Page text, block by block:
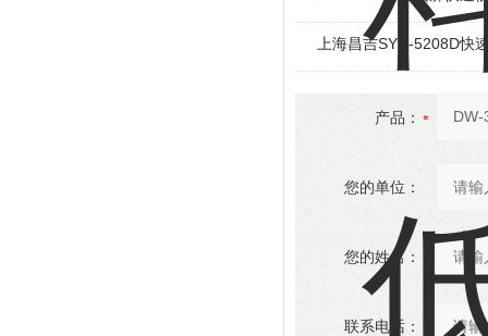
上海昌吉SYD-5208D快
产品：
您的单位：
您的姓名：
联系电话：